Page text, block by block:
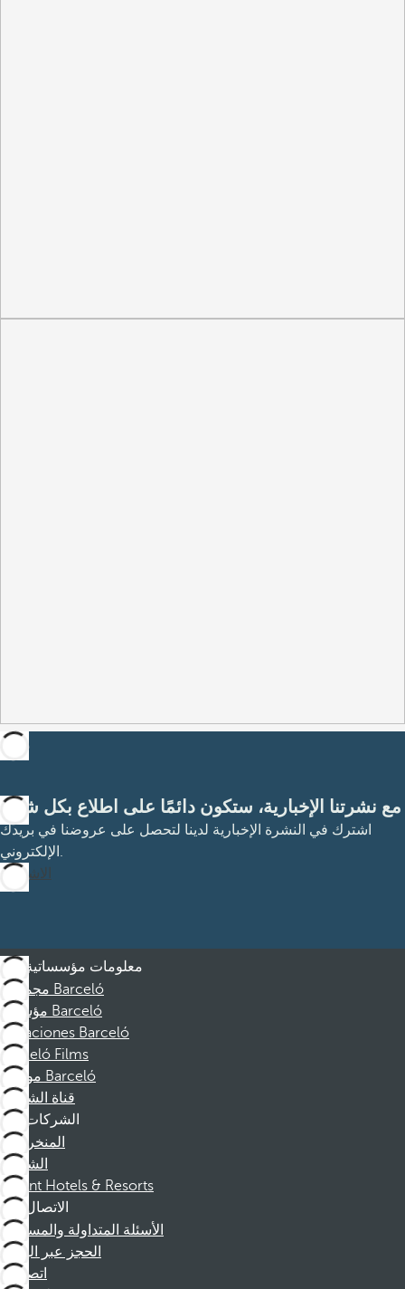
مع نشرتنا الإخبارية، ستكون دائمًا على اطلاع بكل شيء
اشترك في النشرة الإخبارية لدينا لتحصل على عروضنا في بريدك
الإلكتروني.
الاشتراك
معلومات مؤسساتية
مجموعة Barceló
مؤسسة Barceló
Vacaciones Barceló
Barceló Films
موظفو Barceló
قناة الشكوى
الشركات
المنخرطين
الشركاء
Dorint Hotels & Resorts
الاتصال
الأسئلة المتداولة والمساعدة
الحجز عبر الهاتف
اتصل بنا